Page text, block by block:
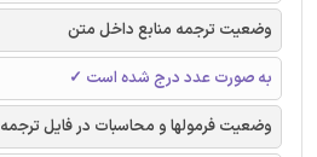
وضعیت ترجمه منابع داخل متن
به صورت عدد درج شده است ✓
وضعیت فرمولها و محاسبات در فایل ترجمه